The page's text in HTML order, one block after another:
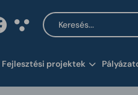
Tartalom
Keresés a tartalomban
Fejlesztési projektek